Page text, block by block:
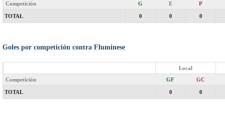
Competición
G E P
TOTAL 0 0 0
Goles por competición contra Fluminese
Local
Competición
GF GC
TOTAL 0 0